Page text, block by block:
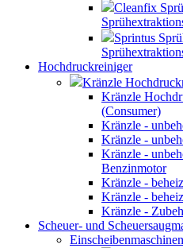
Cleanfix
Sprintus
Hochdruckreiniger
Kränzle
Kränzle
(Consumer)
Kränzle -
Kränzle -
Kränzle -
Benzinmotor
Kränzle -
Kränzle -
Kränzle -
Scheuer- und
Einscheibenmaschinen